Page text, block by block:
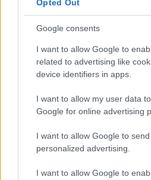
Opted Out
Google consents
I want to allow Google to
related to advertising like
device identifiers in apps.
I want to allow my user data
Google for online advertising
I want to allow Google to
personalized advertising.
I want to allow Google to
Isten jelen van a lélekben, az
mindent megismerhet az
is. Az idő lélekben
szubjektív idő sajátos
elsősorban a VallomásokXI.
Elemzése során az idő
szerint az elhangzó verssor
megragad a lélekben, aminek
időt”. Az idő mérésekor
szétterjedését mérjük. A